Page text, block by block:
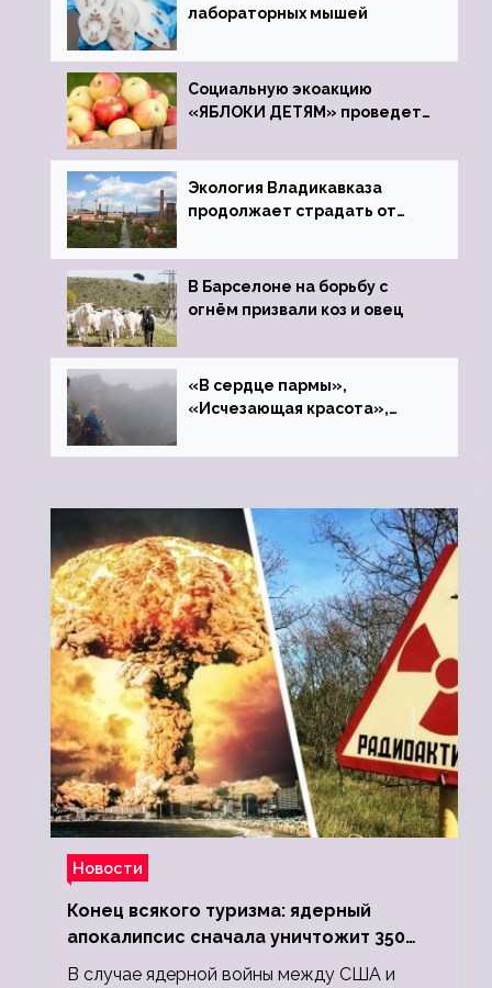
лабораторных мышей
Социальную экоакцию
«ЯБЛОКИ ДЕТЯМ» проведет
Экология Владикавказа
продолжает страдать от
В Барселоне на борьбу с
огнём призвали коз и овец
«В сердце пармы»,
«Исчезающая красота»,
Новости
Конец всякого туризма: ядерный
апокалипсис сначала уничтожит 350
миллионов, а потом 5 миллиардов
В случае ядерной войны между США и